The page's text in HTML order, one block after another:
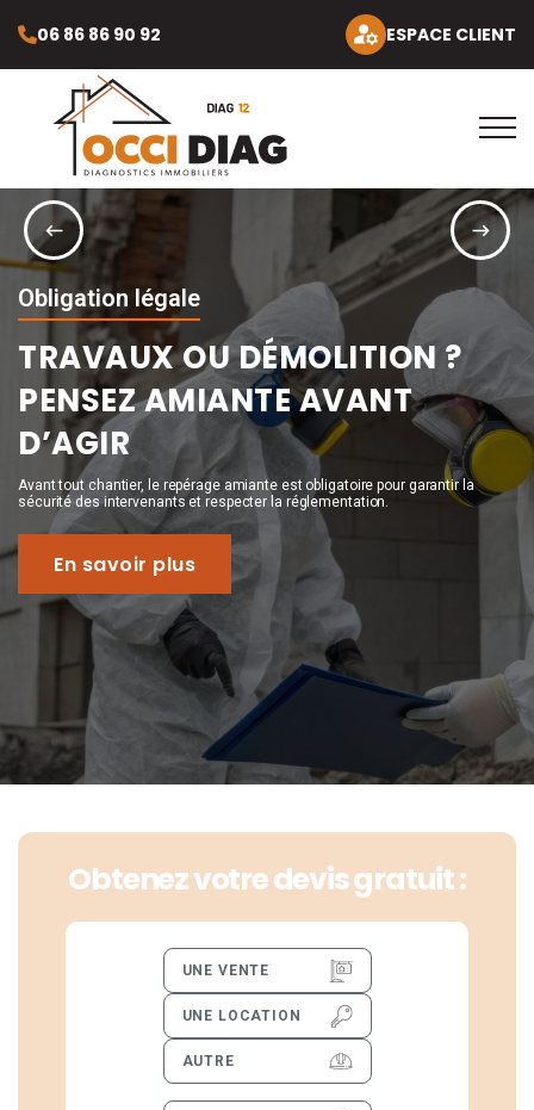
06 86 86 90 92 ESPACE CLIENT
Obligation légale
TRAVAUX OU DÉMOLITION ?
PENSEZ AMIANTE AVANT
D’AGIR
Avant tout chantier, le repérage amiante est obligatoire pour garantir la
sécurité des intervenants et respecter la réglementation.
En savoir plus
Obtenez votre devis gratuit :
UNE VENTE
UNE LOCATION
AUTRE